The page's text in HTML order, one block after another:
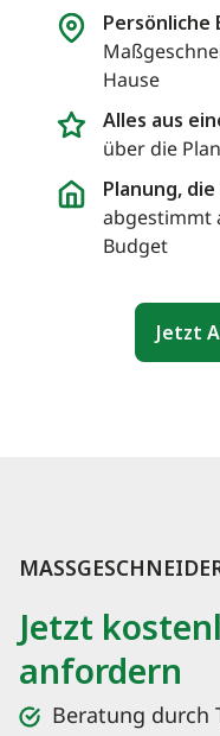
Hause
Alles aus
über die
Planung,
abgestimmt
Budget
Jetzt
Jetzt
anfordern
Beratung durch